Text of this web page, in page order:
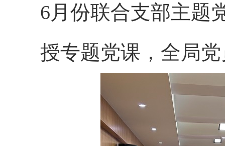
6月份联合支部主题
授专题党课，全局